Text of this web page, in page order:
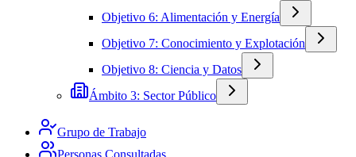
Objetivo 6: Alimentación y Energía
Objetivo 7: Conocimiento y Explotación
Objetivo 8: Ciencia y Datos
Ámbito 3: Sector Público
Grupo de Trabajo
Personas Consultadas